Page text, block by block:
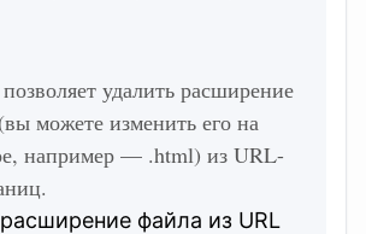
удалить расширение
(вы можете изменить его на
например — .html) из URL-
файла из URL